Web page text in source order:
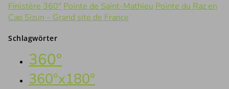
Finistère 360° Pointe de Saint-Mathieu Pointe du Raz en
Cap Sizun – Grand site de France
Schlagwörter
360°
360°x180°